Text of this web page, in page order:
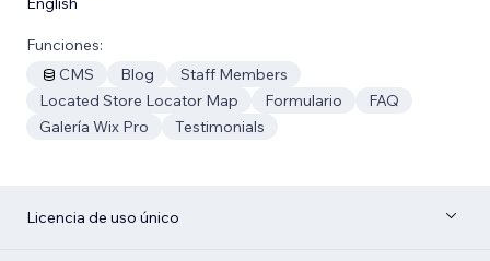
Funciones:
CMS
Blog
Staff Members
Located Store Locator Map
Formulario
FAQ
Galería Wix Pro
Testimonials
Licencia de uso único